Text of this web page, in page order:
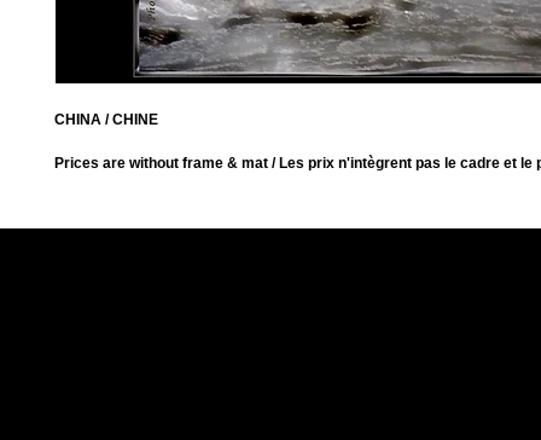
CHINA / CHINE
Prices are without frame & mat / Les prix n'intègrent pas le cadre et le